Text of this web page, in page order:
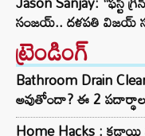
సంజయ్.. దళపతి విజయ్
ట్రెండింగ్‌
Bathroom Drain
అవుతోందా? ఈ 2